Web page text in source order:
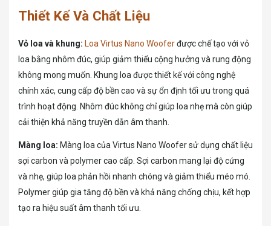
Thiết Kế Và Chất Liệu
Vỏ loa và khung: Loa Virtus Nano Wooferđược chế tạo với vỏ
loa bằng nhôm đúc, giúp giảm thiểu cộng hưởng và rung động
không mong muốn. Khung loa được thiết kế với công nghệ
chính xác, cung cấp độ bền cao và sự ổn định tối ưu trong quá
trình hoạt động. Nhôm đúc không chỉ giúp loa nhẹ mà còn giúp
cải thiện khả năng truyền dẫn âm thanh.
Màng loa: Màng loa của Virtus Nano Woofer sử dụng chất liệu
sợi carbon và polymer cao cấp. Sợi carbon mang lại độ cứng
và nhẹ, giúp loa phản hồi nhanh chóng và giảm thiểu méo mó.
Polymer giúp gia tăng độ bền và khả năng chống chịu, kết hợp
tạo ra hiệu suất âm thanh tối ưu.